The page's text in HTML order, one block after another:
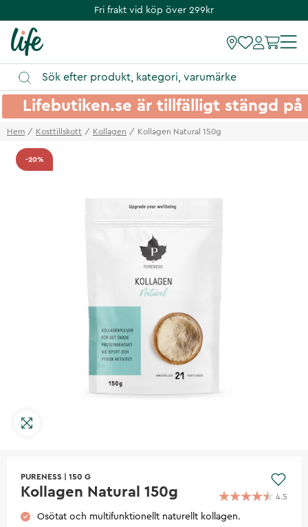
Fri frakt vid köp över 299kr
Lifebutiken.se är tillfälligt stängd
Hem Kosttillskott Kollagen Kollagen Natural 150g
-20%
PURENESS 150 G
Kollagen Natural 150g 4.5
Osötat och multifunktionellt naturellt kollagen.